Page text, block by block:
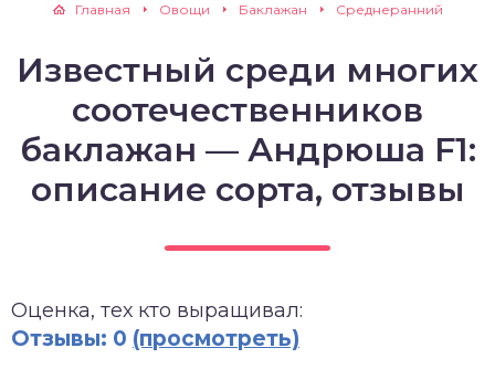
Главная Овощи Баклажан Среднеранний
Известный среди многих
соотечественников
баклажан — Андрюша F1:
описание сорта, отзывы
Оценка, тех кто выращивал:
Отзывы: 0 (просмотреть)